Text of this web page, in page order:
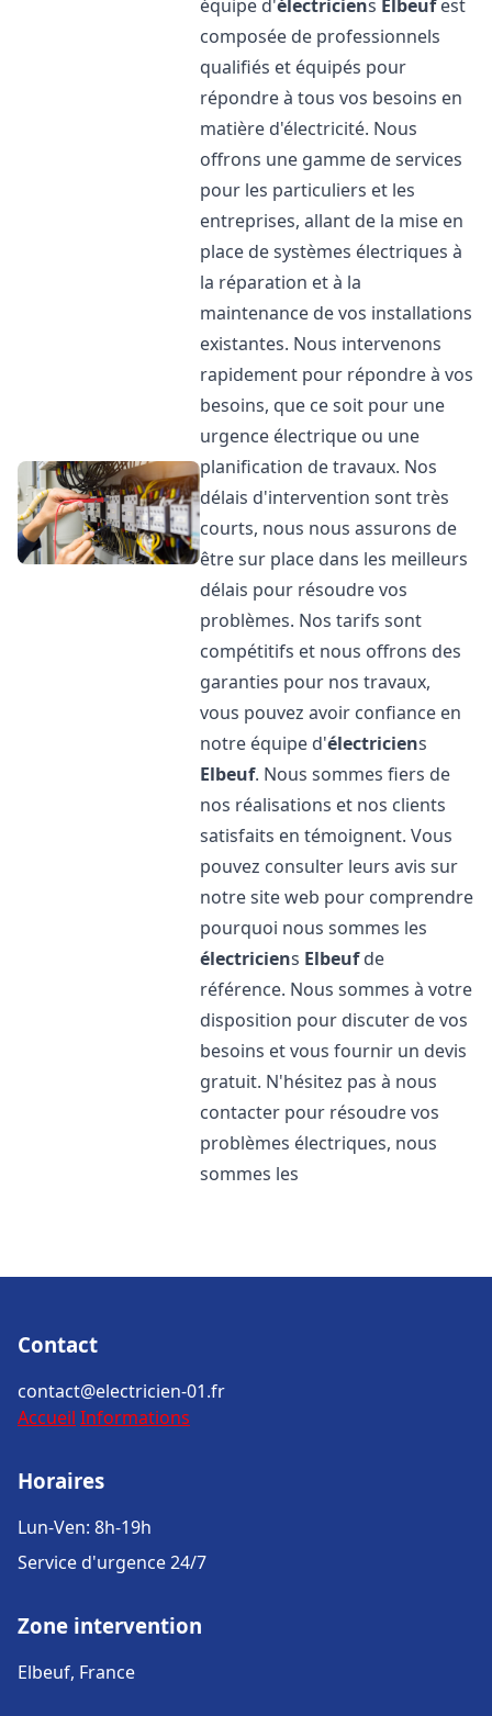
équipe d'électriciens Elbeufest
composée de professionnels
qualifiés et équipés pour
répondre à tous vos besoins en
matière d'électricité. Nous
offrons une gamme de services
pour les particuliers et les
entreprises, allant de la mise en
place de systèmes électriques à
la réparation et à la
maintenance de vos installations
existantes. Nous intervenons
rapidement pour répondre à vos
besoins, que ce soit pour une
urgence électrique ou une
planification de travaux. Nos
délais d'intervention sont très
courts, nous nous assurons de
être sur place dans les meilleurs
délais pour résoudre vos
problèmes. Nos tarifs sont
compétitifs et nous offrons des
garanties pour nos travaux,
vous pouvez avoir confiance en
notre équipe d'électriciens
Elbeuf. Nous sommes fiers de
nos réalisations et nos clients
satisfaits en témoignent. Vous
pouvez consulter leurs avis sur
notre site web pour comprendre
pourquoi nous sommes les
électriciens Elbeufde
référence. Nous sommes à votre
disposition pour discuter de vos
besoins et vous fournir un devis
gratuit. N'hésitez pas à nous
contacter pour résoudre vos
problèmes électriques, nous
sommes les
Contact
contact@electricien-01.fr
Accueil Informations
Horaires
Lun-Ven: 8h-19h
Service d'urgence 24/7
Zone intervention
Elbeuf, France